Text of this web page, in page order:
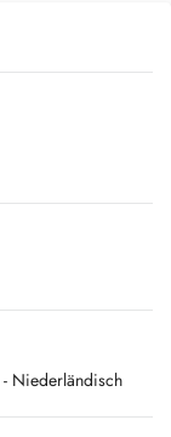
- Niederländisch